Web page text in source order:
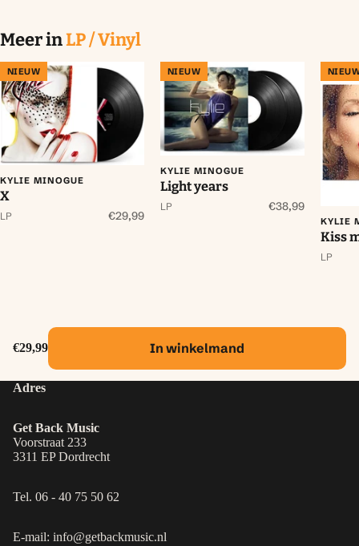
Meer inLP / Vinyl
NIEUW
KYLIE MINOGUE
X
LP €29,99
NIEUW
KYLIE MINOGUE
Light years
LP €38,99
KYLIE
Kiss
LP
€29,99 In winkelmand
Adres
Get Back Music
Voorstraat 233
3311 EP Dordrecht
Tel. 06 - 40 75 50 62
E-mail: info@getbackmusic.nl